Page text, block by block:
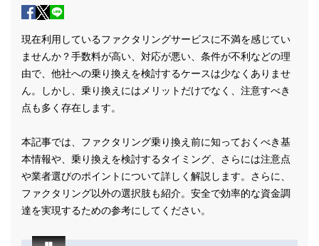
現在利用しているファクタリングサービスに不満を感じてい
ませんか？手数料が高い、対応が悪い、条件が不利などの理
由で、他社への乗り換えを検討するケースは少なくありませ
ん。しかし、乗り換えにはメリットだけでなく、注意すべき
点も多く存在します。
本記事では、ファクタリング乗り換え前に知っておくべき基
本情報や、乗り換えを検討するタイミング、さらには注意点
や業者選びのポイントについて詳しく解説します。さらに、
ファクタリング以外の選択肢も紹介。安全で効率的な資金調
達を実現するための参考にしてください。